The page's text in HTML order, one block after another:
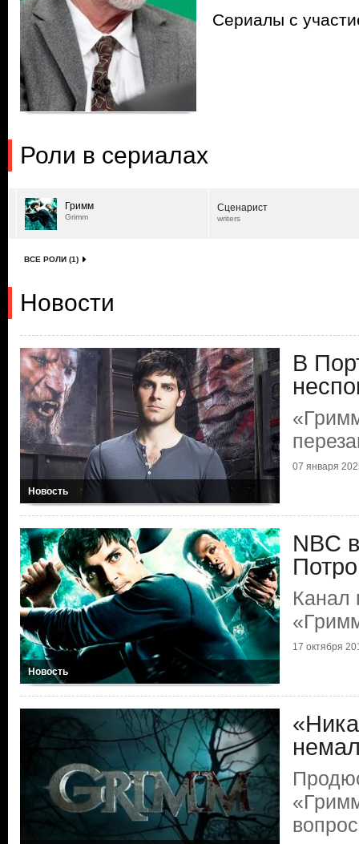
Сериалы с
Роли в сериалах
Гримм
Grimm
Сценарист
writers
ВСЕ РОЛИ (1)
Новости
Новость
В
07 января
Новость
NBC
Канал
17 октября